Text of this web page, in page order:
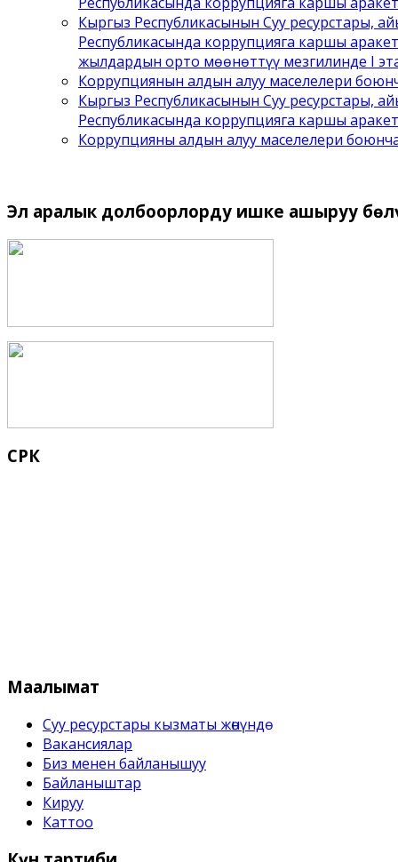
Кыргыз Республикасынын Суу ресурстары,
Республикасында коррупцияга каршы
жылдардын орто мөөнөттүү мезгилинде I
Коррупциянын алдын алуу маселелери
Кыргыз Республикасынын Суу ресурстары,
Республикасында коррупцияга каршы
Коррупцияны алдын алуу маселелери
Эл аралык долбоорлорду ишке ашыруу
СРК
Маалымат
Суу ресурстары кызматы жѳнүндѳ
Вакансиялар
Биз менен байланышуу
Байланыштар
Кируу
Каттоо